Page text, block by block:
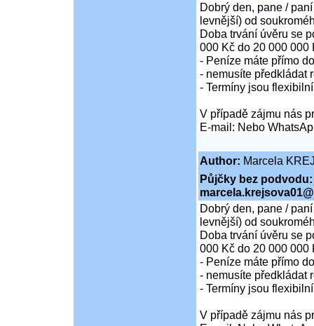
Dobrý den, pane /
levnější) od
Doba trvání úvěru se
000 Kč do 20 000 000
- Peníze máte přímo
- nemusíte předkládat
- Termíny jsou
V případě zájmu nás
E-mail: Nebo
Author: Marcela
Půjčky bez podvodu:
Dobrý den, pane /
levnější) od
Doba trvání úvěru se
000 Kč do 20 000 000
- Peníze máte přímo
- nemusíte předkládat
- Termíny jsou
V případě zájmu nás